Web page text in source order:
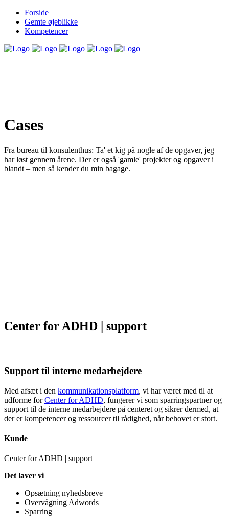
Forside
Gemte øjeblikke
Kompetencer
Cases
Fra bureau til konsulenthus: Ta' et kig på nogle af de opgaver, jeg
har løst gennem årene. Der er også 'gamle' projekter og opgaver i
blandt – men så kender du min bagage.
Center for ADHD | support
Support til interne medarbejdere
Med afsæt i den kommunikationsplatform, vi har været med til at
udforme forCenter for ADHD, fungerer vi som sparringspartner og
support til de interne medarbejdere på centeret og sikrer dermed, at
der er kompetencer og ressourcer til rådighed, når behovet er stort.
Kunde
Center for ADHD | support
Det laver vi
Opsætning nyhedsbreve
Overvågning Adwords
Sparring